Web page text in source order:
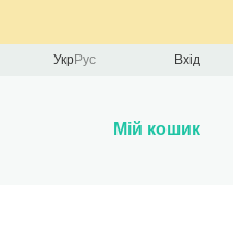
УкрРус Вхід
Мій кошик